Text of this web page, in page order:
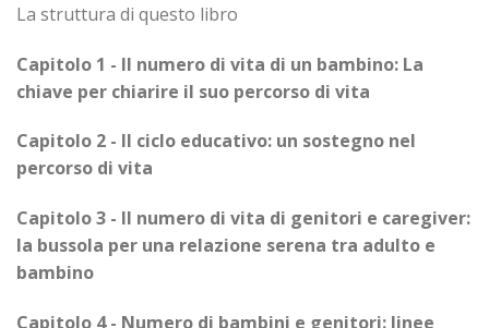
La struttura di questo libro
Capitolo 1 - Il numero di vita di un bambino: La
chiave per chiarire il suo percorso di vita
Capitolo 2 - Il ciclo educativo: un sostegno nel
percorso di vita
Capitolo 3 - Il numero di vita di genitori e caregiver:
la bussola per una relazione serena tra adulto e
bambino
Capitolo 4 - Numero di bambini e genitori: linee